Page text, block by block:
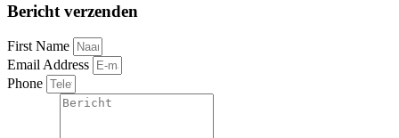
Bericht verzenden
First Name
Email Address
Phone